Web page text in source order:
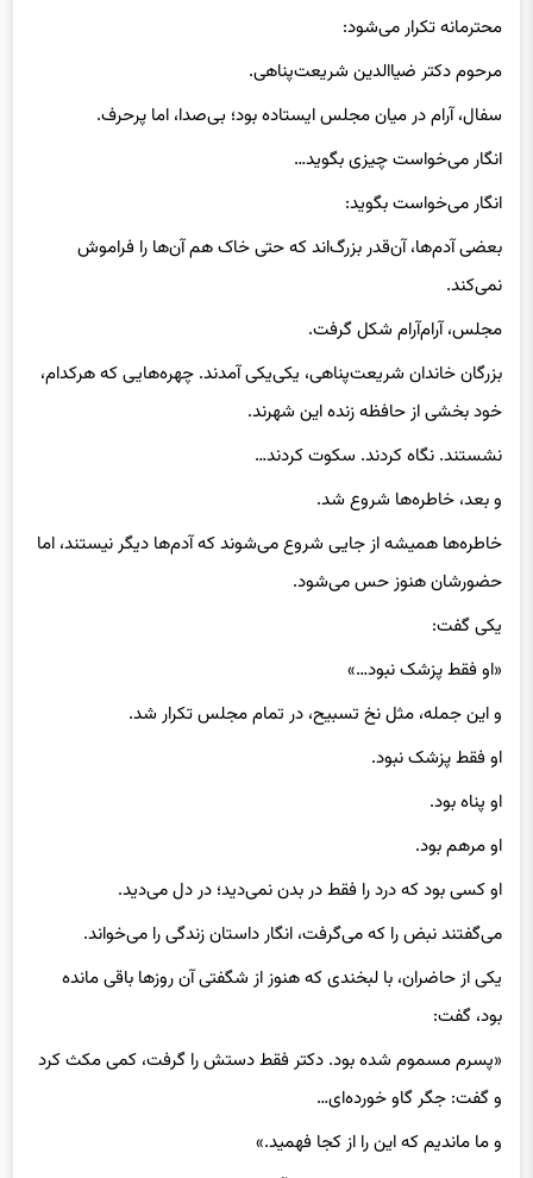
محترمانه تکرار می‌شود:
مرحوم دکتر ضیاالدین شریعت‌پناهی.
سفال، آرام در میان مجلس ایستاده بود؛ بی‌صدا، اما پرحرف.
انگار می‌خواست چیزی بگوید…
انگار می‌خواست بگوید:
بعضی آدم‌ها، آن‌قدر بزرگ‌اند که حتی خاک هم آن‌ها را فراموش
نمی‌کند.
مجلس، آرام‌آرام شکل گرفت.
بزرگان خاندان شریعت‌پناهی، یکی‌یکی آمدند. چهره‌هایی که هرکدام،
خود بخشی از حافظه زنده این شهرند.
نشستند. نگاه کردند. سکوت کردند…
و بعد، خاطره‌ها شروع شد.
خاطره‌ها همیشه از جایی شروع می‌شوند که آدم‌ها دیگر نیستند، اما
حضورشان هنوز حس می‌شود.
یکی گفت:
«او فقط پزشک نبود…»
و این جمله، مثل نخ تسبیح، در تمام مجلس تکرار شد.
او فقط پزشک نبود.
او پناه بود.
او مرهم بود.
او کسی بود که درد را فقط در بدن نمی‌دید؛ در دل می‌دید.
می‌گفتند نبض را که می‌گرفت، انگار داستان زندگی را می‌خواند.
یکی از حاضران، با لبخندی که هنوز از شگفتی آن روزها باقی مانده
بود، گفت:
«پسرم مسموم شده بود. دکتر فقط دستش را گرفت، کمی مکث کرد
و گفت: جگر گاو خورده‌ای…
و ما ماندیم که این را از کجا فهمید.»